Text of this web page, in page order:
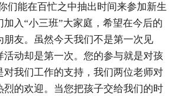
们能在百忙之中抽出时间来参加新生
加入“小三班”大家庭，希望在今后的
朋友。虽然今天我们不是第一次见
活动却是第一次。您的参与就是对孩
对我们工作的支持，我们两位老师对
烈的欢迎。当您把孩子交给我们的时